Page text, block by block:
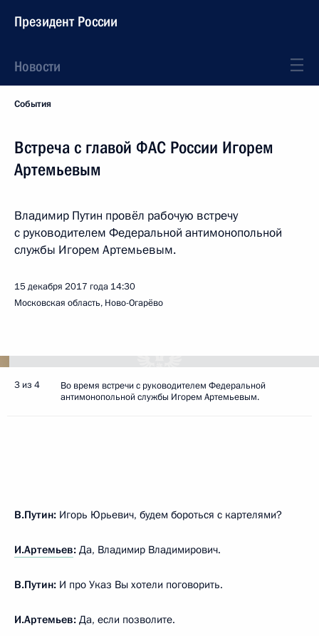
Президент России
Новости
События
Встреча с главой ФАС России Игорем
Артемьевым
Владимир Путин провёл рабочую встречу
с руководителем Федеральной антимонопольной
службы Игорем Артемьевым.
15 декабря 2017 года 14:30
Московская область, Ново-Огарёво
3 из 4
Во время встречи с руководителем Федеральной
антимонопольной службы Игорем Артемьевым.
В.Путин: Игорь Юрьевич, будем бороться с картелями?
И.Артемьев: Да, Владимир Владимирович.
В.Путин: И про Указ Вы хотели поговорить.
И.Артемьев: Да, если позволите.